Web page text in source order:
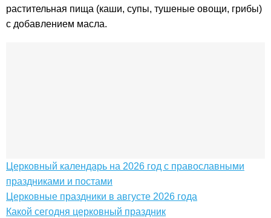
растительная пища (каши, супы, тушеные овощи, грибы)
с добавлением масла.
Церковный календарь на 2026 год с православными
праздниками и постами
Церковные праздники в августе 2026 года
Какой сегодня церковный праздник